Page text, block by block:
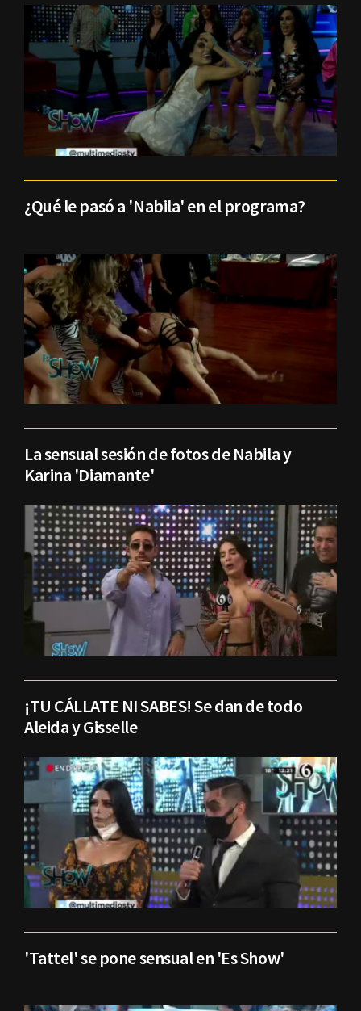
¿Qué le pasó a 'Nabila' en el programa?
La sensual sesión de fotos de Nabila y
Karina 'Diamante'
¡TU CÁLLATE NI SABES! Se dan de todo
Aleida y Gisselle
'Tattel' se pone sensual en 'Es Show'